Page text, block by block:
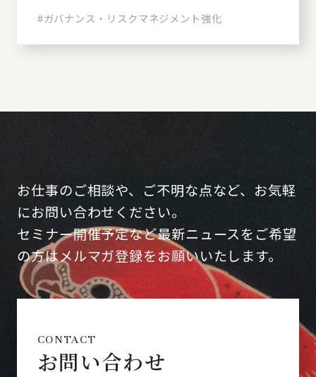
#ガバナンス・リスクマネジメント強化
お仕事のご相談や、ご不明な点など、お気軽
にお問い合わせください。
セミナー開催予定など最新ニュースをご希望
の方はメルマガ登録をお願いいたします。
CONTACT
お問い合わせ